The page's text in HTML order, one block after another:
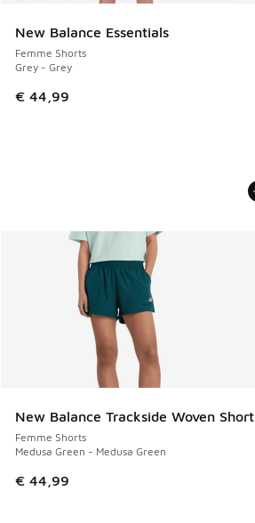
New Balance Essentials
Femme Shorts
Grey - Grey
€ 44,99
New Balance Trackside Woven Short
Femme Shorts
Medusa Green - Medusa Green
€ 44,99